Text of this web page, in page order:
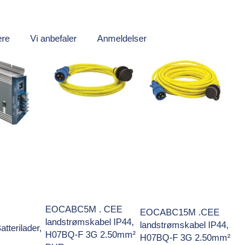
Vi anbefaler Anmeldelser
EOCABC5M . CEE
landstrømskabel IP44,
H07BQ-F 3G 2.50mm²
EOCABC15M .CEE
landstrømskabel IP44,
H07BQ-F 3G 2.50mm²